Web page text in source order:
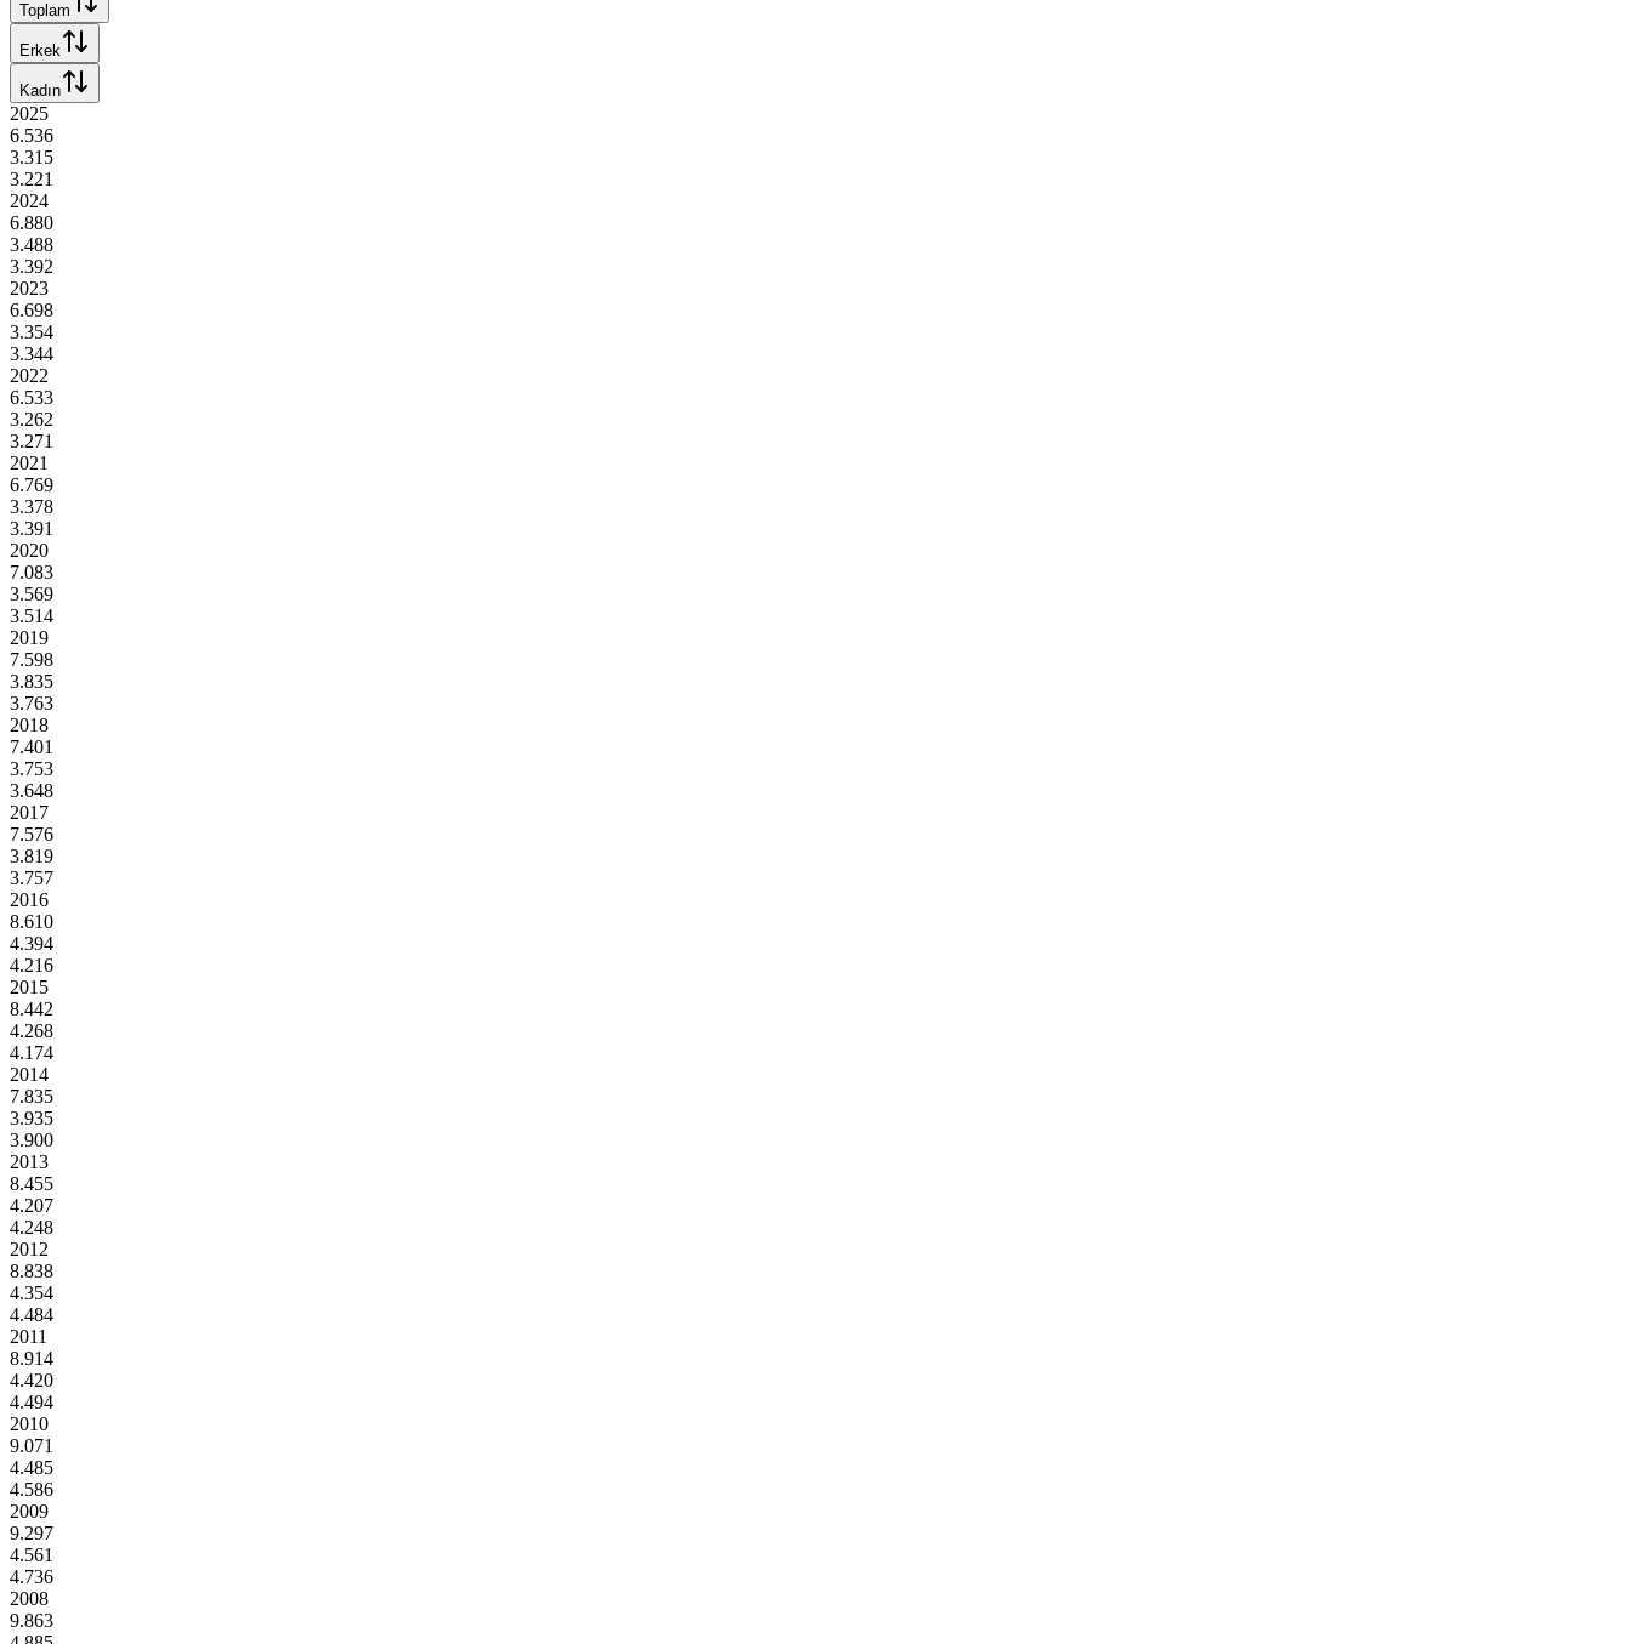
Toplam
Erkek
Kadın
2025
6.536
3.315
3.221
2024
6.880
3.488
3.392
2023
6.698
3.354
3.344
2022
6.533
3.262
3.271
2021
6.769
3.378
3.391
2020
7.083
3.569
3.514
2019
7.598
3.835
3.763
2018
7.401
3.753
3.648
2017
7.576
3.819
3.757
2016
8.610
4.394
4.216
2015
8.442
4.268
4.174
2014
7.835
3.935
3.900
2013
8.455
4.207
4.248
2012
8.838
4.354
4.484
2011
8.914
4.420
4.494
2010
9.071
4.485
4.586
2009
9.297
4.561
4.736
2008
9.863